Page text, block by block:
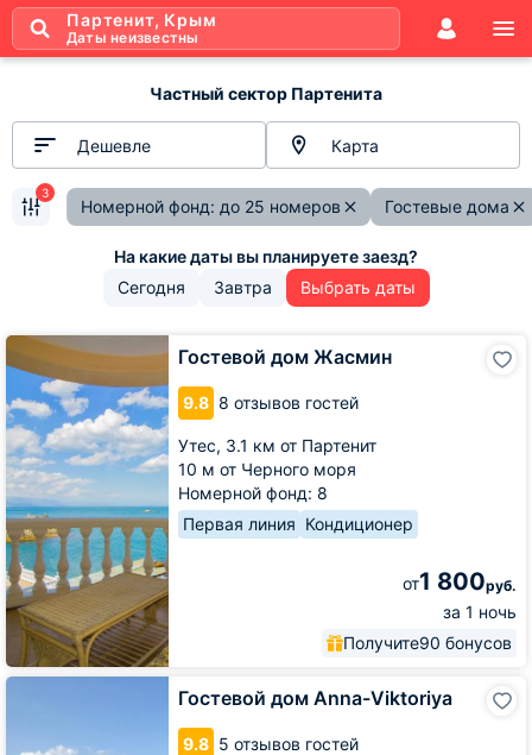
Партенит, Крым
Даты неизвестны
Частный сектор Партенита
Дешевле Карта
Номерной фонд: до 25 номеров Гостевые дома
3
Сегодня Завтра Выбрать даты
Гостевой дом Жасмин
9.8 8 отзывов гостей
Утес, 3.1 км от Партенит
10 м от Черного моря
Номерной фонд: 8
Первая линия Кондиционер
от1 800руб.
за 1 ночь
Получите90 бонусов
Гостевой
дом
Жасмин
Гостевой дом Anna-Viktoriya
9.8 5 отзывов гостей
Гостевой
Viktoriya